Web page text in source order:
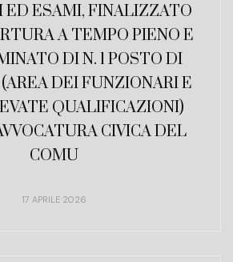
ED ESAMI, FINALIZZATO
A TEMPO PIENO E
DI N. 1 POSTO DI
DEI FUNZIONARI E
QUALIFICAZIONI)
CIVICA DEL
COMU
17 APRILE 2026